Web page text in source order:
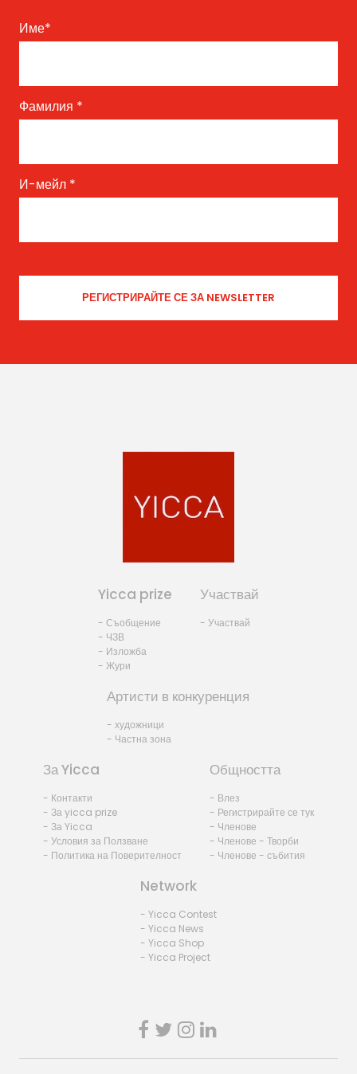
Име*
Фамилия *
И-мейл *
Yicca prize
- Съобщение
- ЧЗВ
- Изложба
- Жури
Участвай
- Участвай
Артисти в конкуренция
- художници
- Частна зона
За Yicca
- Контакти
- За yicca prize
- За Yicca
- Условия за Ползване
- Политика на Поверителност
Общността
- Влез
- Регистрирайте се тук
- Членове
- Членове - Творби
- Членове - събития
Network
- Yicca Contest
- Yicca News
- Yicca Shop
- Yicca Project